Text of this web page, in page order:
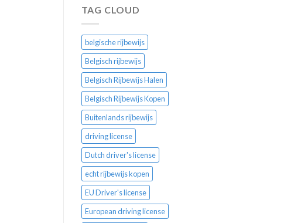
TAG CLOUD
belgische rijbewijs
Belgisch rijbewijs
Belgisch Rijbewijs Halen
Belgisch Rijbewijs Kopen
Buitenlands rijbewijs
driving license
Dutch driver's license
echt rijbewijs kopen
EU Driver's license
European driving license